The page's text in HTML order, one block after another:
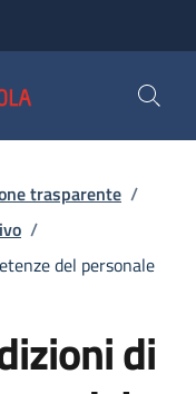
trasparente /
/
del personale
di